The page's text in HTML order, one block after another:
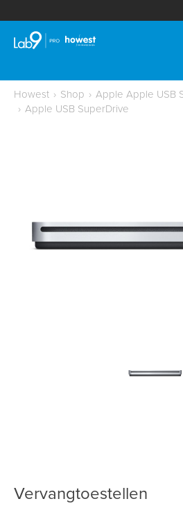
Howest › Shop › Apple Apple USB
› Apple USB SuperDrive
Vervangtoestellen